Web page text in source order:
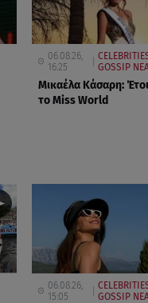
06.08.26,
16:25
GOSSIP
Μικαέλα Κάσαρη:
το Miss World
06.08.26,
15:05
GOSSIP